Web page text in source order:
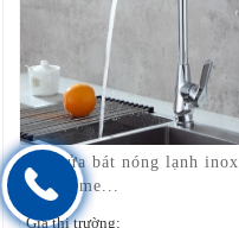
Vòi rửa bát nóng lạnh inox
mạ crome...
Giá thị trường: